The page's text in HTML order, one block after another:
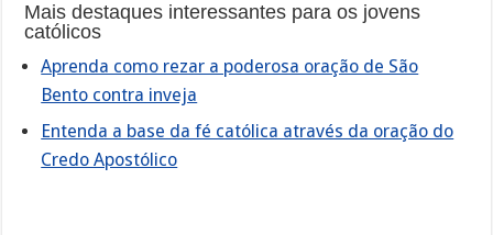
Mais destaques interessantes para os jovens
católicos
Aprenda como rezar a poderosa oração de São
Bento contra inveja
Entenda a base da fé católica através da oração do
Credo Apostólico